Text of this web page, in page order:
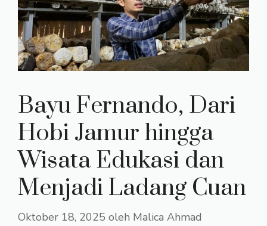
Bayu Fernando, Dari
Hobi Jamur hingga
Wisata Edukasi dan
Menjadi Ladang Cuan
Oktober 18, 2025 oleh Malica Ahmad